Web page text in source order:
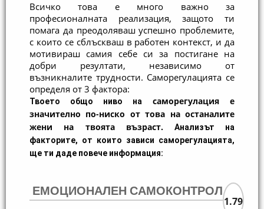
Всичко това е много важно за
професионалната реализация, защото ти
помага да преодоляваш успешно проблемите,
с които се сблъскваш в работен контекст, и да
мотивираш самия себе си за постигане на
добри резултати, независимо от
възникналите трудности. Саморегулацията се
определя от 3 фактора:
Твоето общо ниво на саморегулация е
значително по-ниско от това на останалите
жени на твоята възраст. Анализът на
факторите, от които зависи саморегулацията,
ще ти даде повече информация:
ЕМОЦИОНАЛЕН САМОКОНТРОЛ
1.79